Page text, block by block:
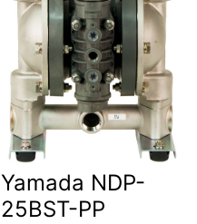
Yamada NDP-
25BST-PP